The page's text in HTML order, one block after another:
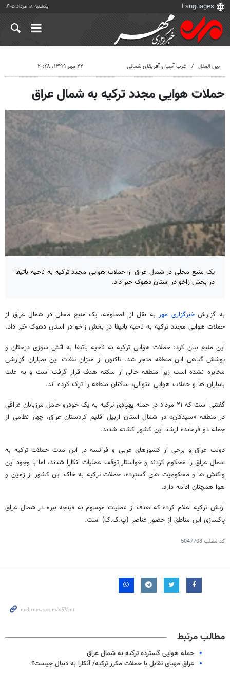
یکشنبه ۱۸ مرداد ۱۴۰۵
بین الملل غرب آسیا و آفریقای شمالی ۲۲ مهر ۱۳۹۹، ۲۰:۴۸
حملات هوایی مجدد ترکیه به شمال عراق
یک منبع محلی در شمال عراق از حملات هوایی مجدد ترکیه به ناحیه باتیفا
در بخش زاخو در استان دهوک خبر داد.
به گزارشخبرگزاری مهربه نقل از المعلومه، یک منبع محلی در شمال عراق از
حملات هوایی مجدد ترکیه به ناحیه باتیفا در بخش زاخو در استان دهوک خبر داد.
این منبع بیان کرد: حملات هوایی ترکیه به ناحیه باتیفا به آتش سوزی درختان و
پوشش گیاهی این منطقه منجر شد. تاکنون از میزان تلفات این بمباران گزارشی
مخابره نشده است زیرا منطقه خالی از سکنه هدف قرار گرفت است و به علت
بمباران ها و حملات هوایی متوالی، ساکنان منطقه را ترک کرده اند.
گفتنی است که ۲۱ مرداد در حمله پهپادی ترکیه به یک خودرو حامل مرزبانان عراقی
در منطقه «سیدکان» در شمال استان اربیل اقلیم کردستان عراق، چهار نظامی از
جمله دو فرمانده ارشد این کشور کشته شدند.
دولت عراق و برخی از کشورهای عربی و فرانسه در این مدت حملات ترکیه به
شمال عراق را محکوم کردند و خواستار توقف عملیات آنکارا شدند، اما با وجود این
واکنش ها و محکومیت های گسترده، حملات ترکیه به خاک این کشور از زمین و
هوا همچنان ادامه دارد.
ارتش ترکیه اعلام کرده که هدف از عملیات موسوم به «پنجه ببر» در شمال عراق
پاکسازی این مناطق از حضور عناصر (پ.ک.ک) است.
کد مطلب5047708
مطالب مرتبط
حمله هوایی گسترده ترکیه به شمال عراق
عراق مهیای تقابل با حملات مکرر ترکیه/ آنکارا به دنبال چیست؟